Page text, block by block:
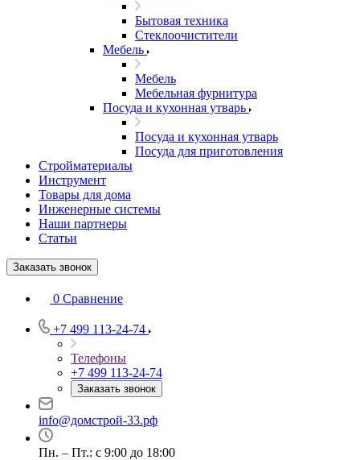
Бытовая техника
Стеклоочистители
Мебель
Мебель
Мебельная фурнитура
Посуда и кухонная утварь
Посуда и кухонная утварь
Посуда для приготовления
Стройматериалы
Инструмент
Товары для дома
Инженерные системы
Наши партнеры
Статьи
Заказать звонок
0 Сравнение
+7 499 113-24-74
Телефоны
+7 499 113-24-74
Заказать звонок
info@домстрой-33.рф
Пн. – Пт.: с 9:00 до 18:00